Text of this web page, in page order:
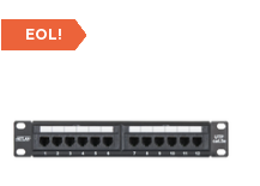
EOL!